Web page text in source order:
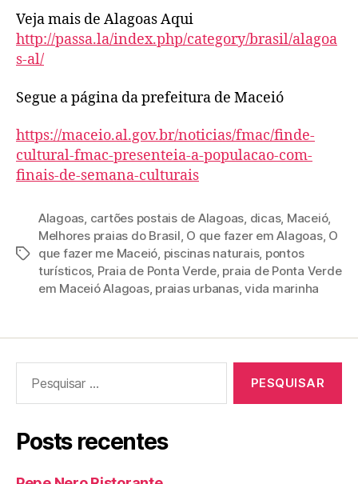
Veja mais de Alagoas Aqui
http://passa.la/index.php/category/brasil/alagoa
s-al/
Segue a página da prefeitura de Maceió
https://maceio.al.gov.br/noticias/fmac/finde-
cultural-fmac-presenteia-a-populacao-com-
finais-de-semana-culturais
Tags
Alagoas, cartões postais de Alagoas, dicas, Maceió,
Melhores praias do Brasil, O que fazer em Alagoas, O
que fazer me Maceió, piscinas naturais, pontos
turísticos, Praia de Ponta Verde, praia de Ponta Verde
em Maceió Alagoas, praias urbanas,vida marinha
por:
Posts recentes